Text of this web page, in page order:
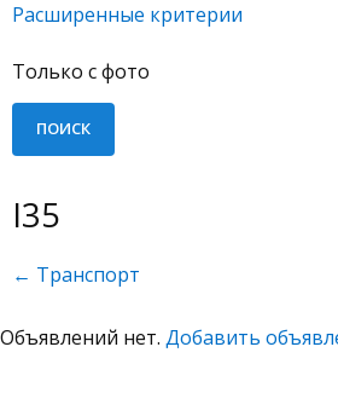
Расширенные критерии
Только с фото
I35
← Транспорт
Объявлений нет. Добавить